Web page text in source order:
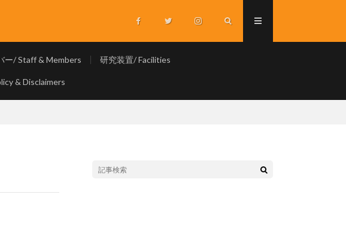
ー/ Staff & Members 研究装置/ Facilities
& Disclaimers